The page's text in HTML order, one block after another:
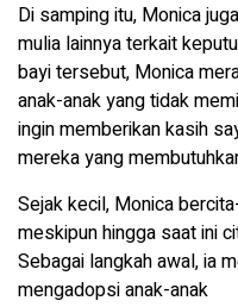
Di samping itu, Monica
mulia lainnya terkait
bayi tersebut, Monica
anak-anak yang tidak
ingin memberikan kasih
mereka yang
Sejak kecil, Monica
meskipun hingga saat ini
Sebagai langkah awal, ia
mengadopsi anak-anak